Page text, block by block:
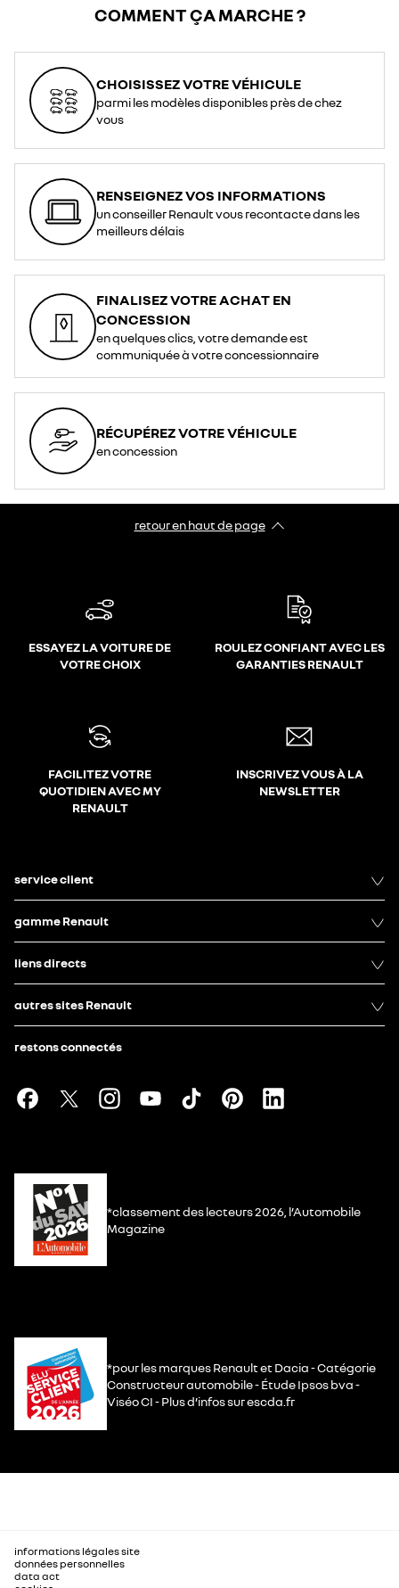
COMMENT ÇA MARCHE ?
CHOISISSEZ VOTRE VÉHICULE
parmi les modèles disponibles près de chez
vous
RENSEIGNEZ VOS INFORMATIONS
un conseiller Renault vous recontacte dans les
meilleurs délais
FINALISEZ VOTRE ACHAT EN
CONCESSION
en quelques clics, votre demande est
communiquée à votre concessionnaire
RÉCUPÉREZ VOTRE VÉHICULE
en concession
retour en haut de page​
ESSAYEZ LA VOITURE DE
VOTRE CHOIX
ROULEZ CONFIANT AVEC LES
GARANTIES RENAULT
FACILITEZ VOTRE
QUOTIDIEN AVEC MY
RENAULT
INSCRIVEZ VOUS À LA
NEWSLETTER
service client
gamme Renault
liens directs
autres sites Renault
restons connectés
*classement des lecteurs 2026, l’Automobile
Magazine
*pour les marques Renault et Dacia - Catégorie
Constructeur automobile - Étude Ipsos bva -
Viséo CI - Plus d’infos sur escda.fr
informations légales site
données personnelles
data act